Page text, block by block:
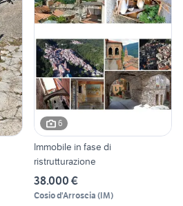
6
Immobile in fase di
ristrutturazione
38.000 €
Cosio d'Arroscia (IM)